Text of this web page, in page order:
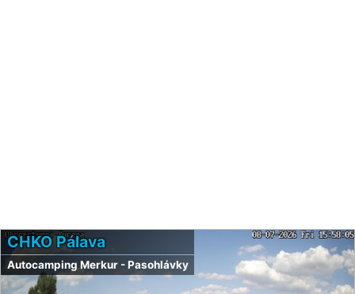
CHKO Pálava
Autocamping Merkur - Pasohlávky